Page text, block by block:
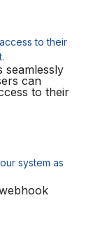
to their
system as